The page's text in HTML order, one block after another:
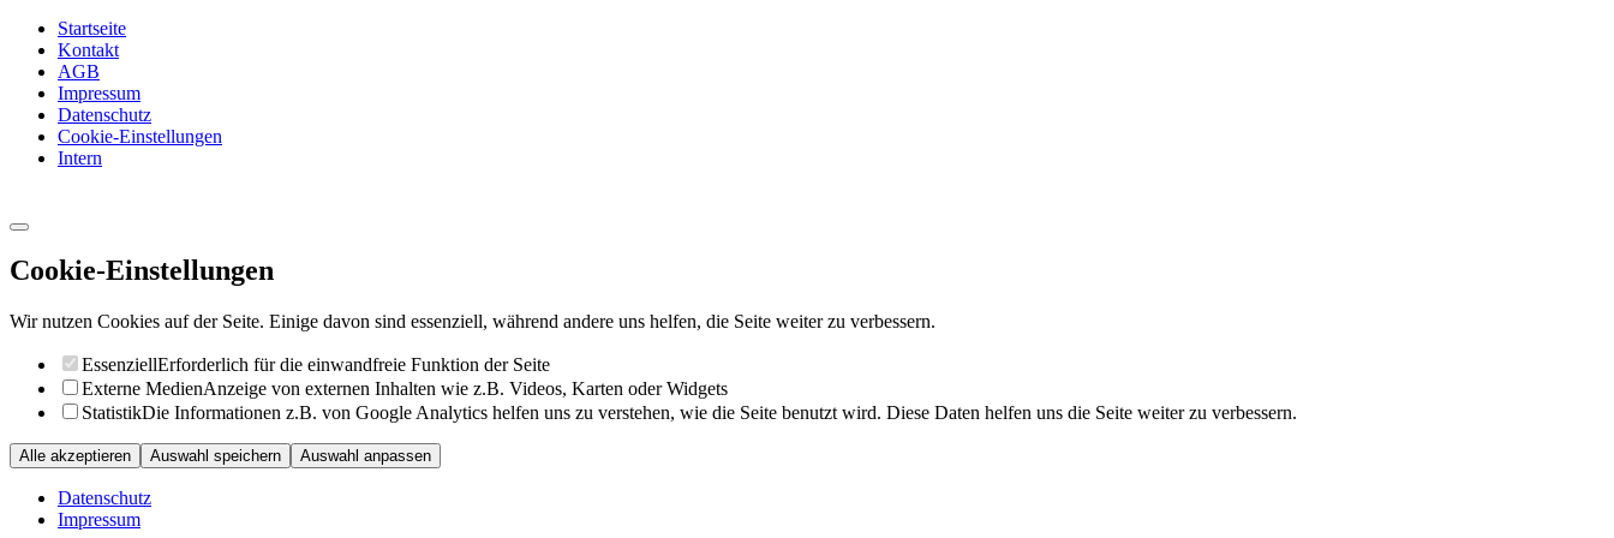
Startseite
Kontakt
AGB
Impressum
Datenschutz
Cookie-Einstellungen
Intern
Cookie-Einstellungen
Wir nutzen Cookies auf der Seite. Einige davon sind essenziell, während andere uns helfen, die Seite weiter zu verbessern.
EssenziellErforderlich für die einwandfreie Funktion der Seite
Externe MedienAnzeige von externen Inhalten wie z.B. Videos, Karten oder Widgets
StatistikDie Informationen z.B. von Google Analytics helfen uns zu verstehen, wie die Seite benutzt wird. Diese Daten helfen uns die Seite weiter zu verbessern.
Alle akzeptieren Auswahl speichern Auswahl anpassen
Datenschutz
Impressum